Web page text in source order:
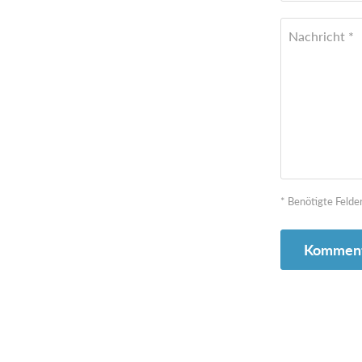
Nachricht *
* Benötigte